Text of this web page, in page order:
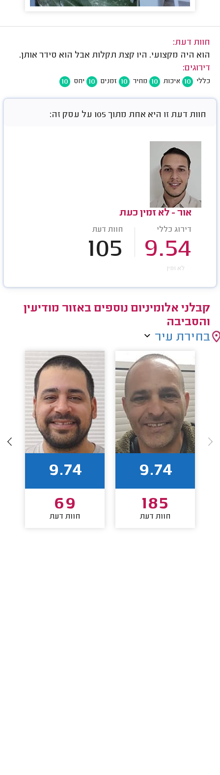
חוות דעת:
הוא היה מקצועי. היו קצת תקלות אבל הוא סידר אותן.
דירוגים:
כללי 10 איכות 10 מחיר 10 זמנים 10 יחס 10
חוות דעת זו היא אחת מתוך 105 על עסק זה:
אור - לא זמין כעת
דירוג כללי
9.54
חוות דעת
105
לא זמין
קבלני אלומיניום נוספים באזור מודיעין
והסביבה
בחירת עיר
9.74
185
חוות דעת
9.74
69
חוות דעת